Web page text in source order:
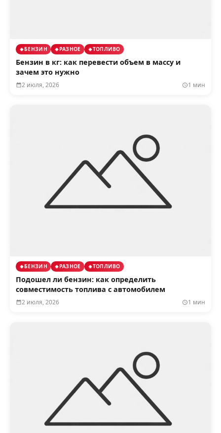
БЕНЗИН РАЗНОЕ ТОПЛИВО
Бензин в кг: как перевести объем в массу и
зачем это нужно
2 июля, 2026 1 мин
БЕНЗИН РАЗНОЕ ТОПЛИВО
Подошел ли бензин: как определить
совместимость топлива с автомобилем
2 июля, 2026 1 мин